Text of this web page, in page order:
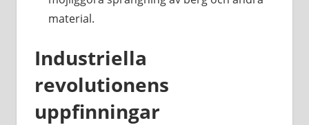
material.
Industriella
revolutionens
uppfinningar